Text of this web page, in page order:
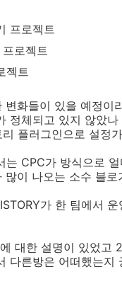
프로젝트
로젝트
젝트
변화들이 있을 예정이
정체되고 있지 않았
플러그인으로 설정
는 CPC가 방식으로
많이 나오는 소수 블
가 한 팀에서
대한 설명이 있었고
다른방은 어떠했는지